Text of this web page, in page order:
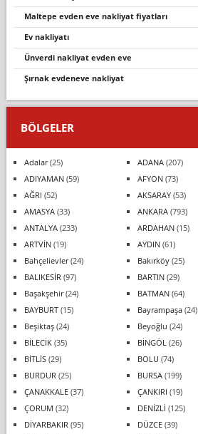
maltepe evden eve nakliyat fiyatları
ev nakliyatı
ünverdi nakliyat evden eve
şırnak evdeneve nakliyat
BÖLGELER
Adalar(25) ADANA(207)
ADIYAMAN(59) AFYON(73)
AĞRI (52) AKSARAY(53)
AMASYA(33) ANKARA(793)
ANTALYA(233) ARDAHAN(15)
ARTVİN(19) AYDIN(61)
Bahçelievler(24) Bakırköy(25)
BALIKESİR (97) BARTIN(29)
Başakşehir(24) BATMAN(64)
BAYBURT(15) Bayrampaşa(24)
Beşiktaş(24) Beyoğlu (24)
BİLECİK(35) BİNGÖL (26)
BİTLİS(29) BOLU (74)
BURDUR (25) BURSA(199)
ÇANAKKALE(37) ÇANKIRI (19)
ÇORUM (32) DENİZLİ (125)
DİYARBAKIR (95) DÜZCE(39)